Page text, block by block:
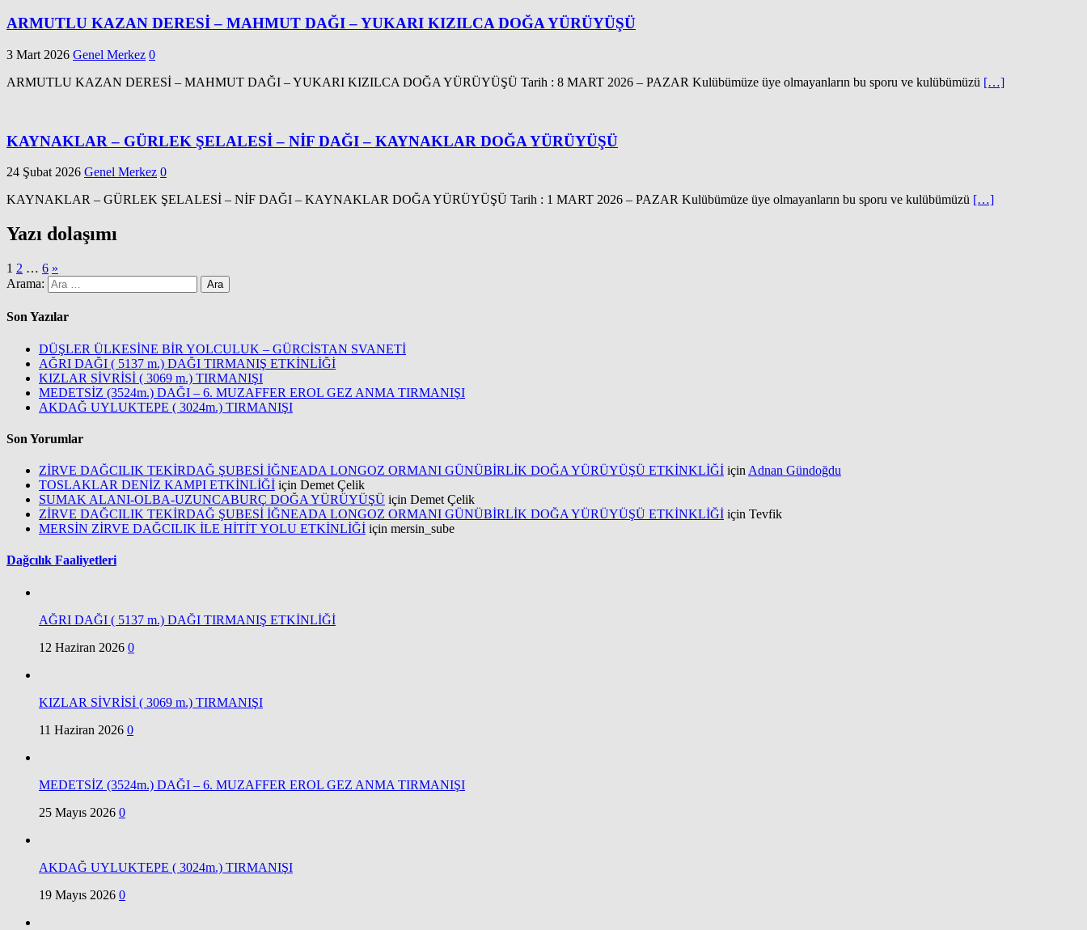
ARMUTLU KAZAN DERESİ – MAHMUT DAĞI – YUKARI KIZILCA DOĞA YÜRÜYÜŞÜ
3 Mart 2026 Genel Merkez 0
ARMUTLU KAZAN DERESİ – MAHMUT DAĞI – YUKARI KIZILCA DOĞA YÜRÜYÜŞÜ Tarih : 8 MART 2026 – PAZAR Kulübümüze üye olmayanların bu sporu ve kulübümüzü […]
KAYNAKLAR – GÜRLEK ŞELALESİ – NİF DAĞI – KAYNAKLAR DOĞA YÜRÜYÜŞÜ
24 Şubat 2026 Genel Merkez 0
KAYNAKLAR – GÜRLEK ŞELALESİ – NİF DAĞI – KAYNAKLAR DOĞA YÜRÜYÜŞÜ Tarih : 1 MART 2026 – PAZAR Kulübümüze üye olmayanların bu sporu ve kulübümüzü […]
Yazı dolaşımı
1 2 … 6 »
Arama:
Son Yazılar
DÜŞLER ÜLKESİNE BİR YOLCULUK – GÜRCİSTAN SVANETİ
AĞRI DAĞI ( 5137 m.) DAĞI TIRMANIŞ ETKİNLİĞİ
KIZLAR SİVRİSİ ( 3069 m.) TIRMANIŞI
MEDETSİZ (3524m.) DAĞI – 6. MUZAFFER EROL GEZ ANMA TIRMANIŞI
AKDAĞ UYLUKTEPE ( 3024m.) TIRMANIŞI
Son Yorumlar
ZİRVE DAĞCILIK TEKİRDAĞ ŞUBESİ İĞNEADA LONGOZ ORMANI GÜNÜBİRLİK DOĞA YÜRÜYÜŞÜ ETKİNKLİĞİ için Adnan Gündoğdu
TOSLAKLAR DENİZ KAMPI ETKİNLİĞİ için Demet Çelik
SUMAK ALANI-OLBA-UZUNCABURÇ DOĞA YÜRÜYÜŞÜ için Demet Çelik
ZİRVE DAĞCILIK TEKİRDAĞ ŞUBESİ İĞNEADA LONGOZ ORMANI GÜNÜBİRLİK DOĞA YÜRÜYÜŞÜ ETKİNKLİĞİ için Tevfik
MERSİN ZİRVE DAĞCILIK İLE HİTİT YOLU ETKİNLİĞİ için mersin_sube
Dağcılık Faaliyetleri
AĞRI DAĞI ( 5137 m.) DAĞI TIRMANIŞ ETKİNLİĞİ
12 Haziran 2026 0
KIZLAR SİVRİSİ ( 3069 m.) TIRMANIŞI
11 Haziran 2026 0
MEDETSİZ (3524m.) DAĞI – 6. MUZAFFER EROL GEZ ANMA TIRMANIŞI
25 Mayıs 2026 0
AKDAĞ UYLUKTEPE ( 3024m.) TIRMANIŞI
19 Mayıs 2026 0